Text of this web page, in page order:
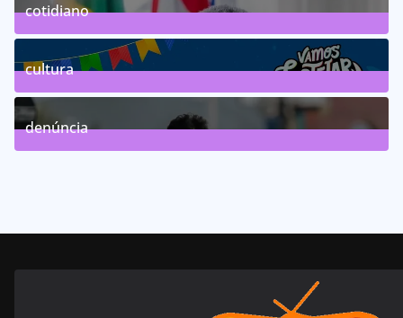
cotidiano
46Posts
cultura
63Posts
denúncia